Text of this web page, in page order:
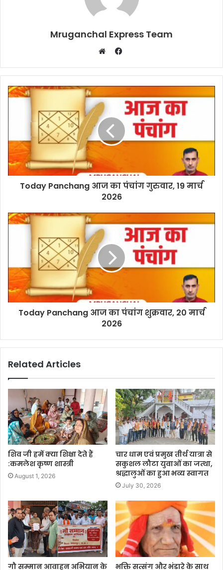
Mruganchal Express Team
Facebook
Today Panchang आज का पंचांग गुरुवार, 19 मार्च
2026
Today Panchang आज का पंचांग शुक्रवार, 20 मार्च
2026
Related Articles
शिव जी हमें क्या शिक्षा देते हैं
:कमलेश कृष्ण शास्त्री
August 1, 2026
चार धाम एवं प्रमुख तीर्थ यात्रा से
सकुशल लौटा युवाओं का जत्था,
श्रद्धालुओं का हुआ भव्य स्वागत
July 30, 2026
गौ सम्मान आवाहन अभियान के भक्ति सत्संग और भंडारे के साथ